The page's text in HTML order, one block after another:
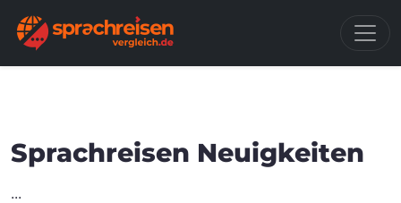
Sprachreisen Neuigkeiten
...